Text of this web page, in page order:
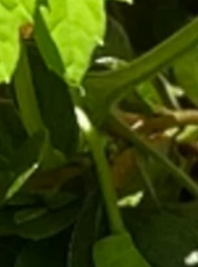
の記事
の記事
の記事
の記事
の記事
の記事
の記事
5件の記事